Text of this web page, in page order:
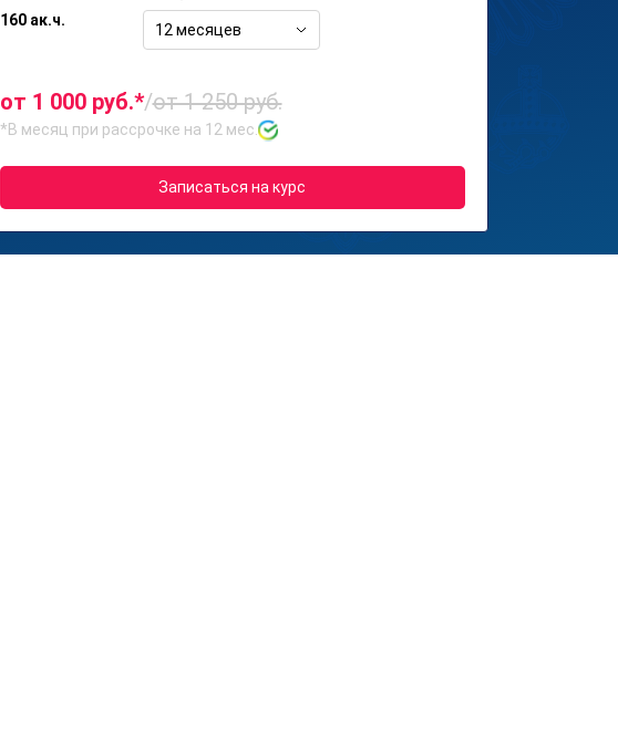
160 ак.ч.
12 месяцев
от 1 000 руб.*/от 1 250 руб.
*В месяц при рассрочке на 12 мес.
Записаться на курс